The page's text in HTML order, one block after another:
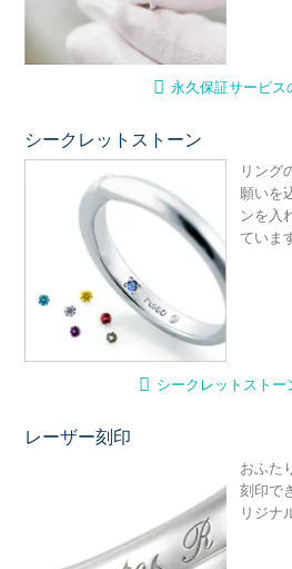
永久保証サービス
シークレットストーン
リング
願いを
ンを入
ていま
シークレットストー
レーザー刻印
おふた
刻印で
リジナ